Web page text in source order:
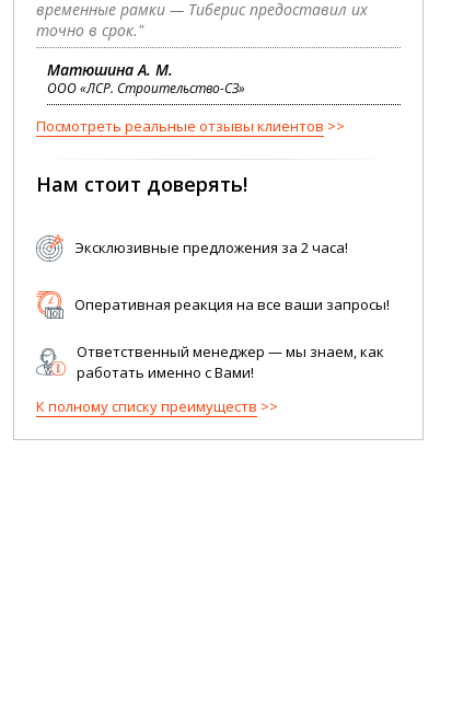
временные рамки — Тиберис предоставил их
точно в срок."
Матюшина А. М.
ООО «ЛСР. Строительство-СЗ»
Посмотреть реальные отзывы клиентов
Нам стоит доверять!
Эксклюзивные предложения за 2 часа!
Оперативная реакция на все ваши запросы!
Ответственный менеджер — мы знаем, как
работать именно с Вами!
К полному списку преимуществ